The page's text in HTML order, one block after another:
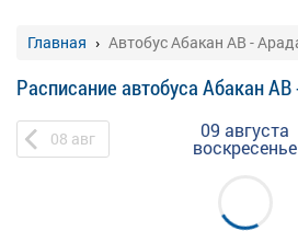
Главная Автобус Абакан АВ -
Расписание автобуса Абакан
08 авг 09 августа
воскресенье